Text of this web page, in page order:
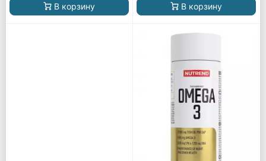
В корзину В корзину